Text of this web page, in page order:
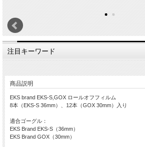
注目キーワード
商品説明
EKS brand EKS-S,GOX ロールオフフィルム
8本（EKS-S 36mm）、12本（GOX 30mm）入り
適合ゴーグル：
EKS Brand EKS-S（36mm）
EKS Brand GOX（30mm）